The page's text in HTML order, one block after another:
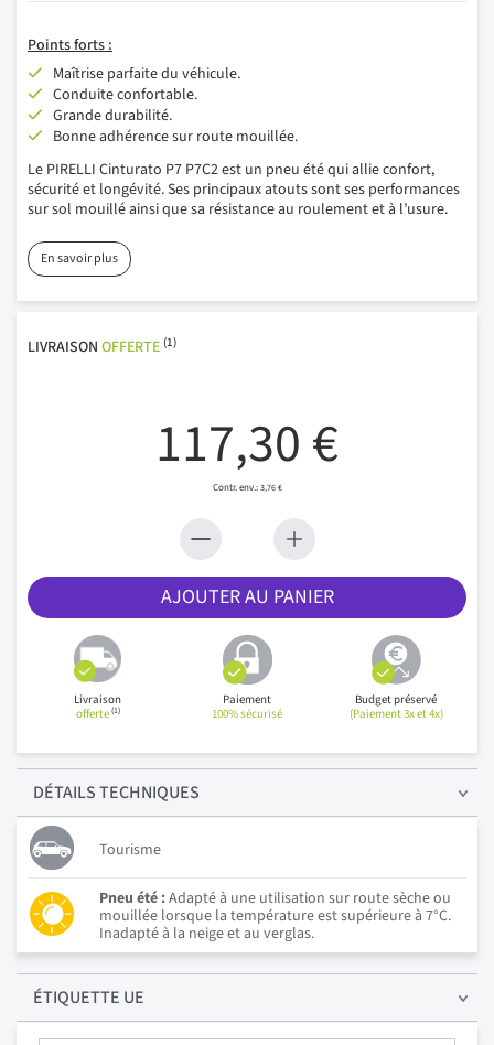
Points forts :
Maîtrise parfaite du véhicule.
Conduite confortable.
Grande durabilité.
Bonne adhérence sur route mouillée.
Le PIRELLI Cinturato P7 P7C2 est un pneu été qui allie confort,
sécurité et longévité. Ses principaux atouts sont ses performances
sur sol mouillé ainsi que sa résistance au roulement et à l’usure.
En savoir plus
LIVRAISON OFFERTE (1)
117,30 €
3,76 €
AJOUTER AU PANIER
Livraison
offerte(1)
Paiement
100% sécurisé
Budget préservé
(Paiement 3x et 4x)
DÉTAILSTECHNIQUES
Tourisme
Pneu été :Adapté à une utilisation sur route sèche ou
mouillée lorsque la température est supérieure à 7°C.
Inadapté à la neige et au verglas.
ÉTIQUETTE UE